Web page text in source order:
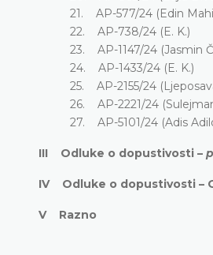
21. AP-577/24 (Edin
22. AP-738/24 (E. K.)
23. AP-1147/24 (Jasmin
24. AP-1433/24 (E. K.)
25. AP-2155/24
26. AP-2221/24
27. AP-5101/24 (Adis
III Odluke o dopustivosti –
IV Odluke o dopustivosti –
V Razno